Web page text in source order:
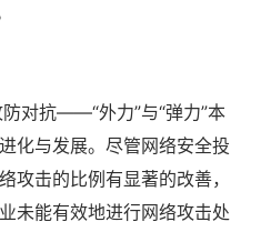
对抗——“外力”与“弹力”本
化与发展。尽管网络安全投
攻击的比例有显著的改善，
未能有效地进行网络攻击处